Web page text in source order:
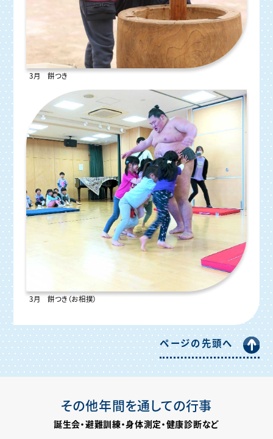
3月 餅つき
3月 餅つき（お相撲）
ページの先頭へ
その他年間を通しての行事
誕生会・避難訓練・身体測定・健康診断など